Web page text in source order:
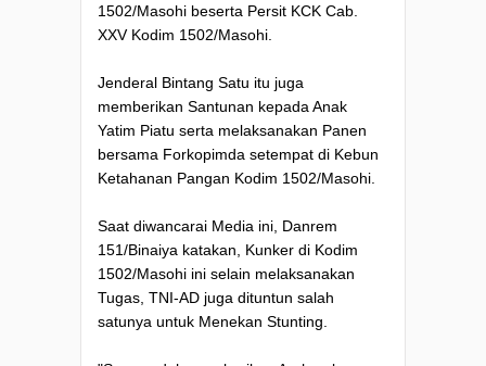
1502/Masohi beserta Persit KCK Cab.
XXV Kodim 1502/Masohi.
Jenderal Bintang Satu itu juga
memberikan Santunan kepada Anak
Yatim Piatu serta melaksanakan Panen
bersama Forkopimda setempat di Kebun
Ketahanan Pangan Kodim 1502/Masohi.
Saat diwancarai Media ini, Danrem
151/Binaiya katakan, Kunker di Kodim
1502/Masohi ini selain melaksanakan
Tugas, TNI-AD juga dituntun salah
satunya untuk Menekan Stunting.